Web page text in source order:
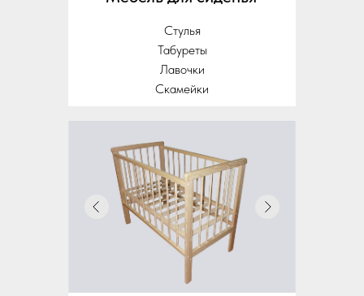
Стулья
Табуреты
Лавочки
Скамейки